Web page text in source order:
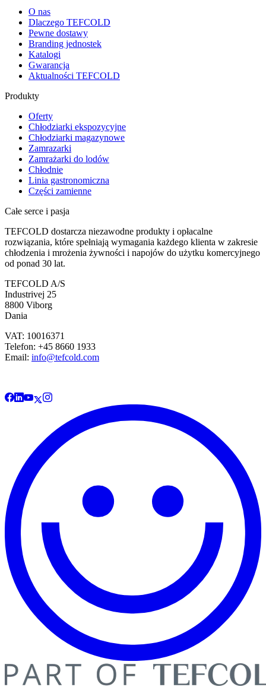
O nas
Dlaczego TEFCOLD
Pewne dostawy
Branding jednostek
Katalogi
Gwarancja
Aktualności TEFCOLD
Produkty
Oferty
Chłodziarki ekspozycyjne
Chłodziarki magazynowe
Zamrazarki
Zamrażarki do lodów
Chłodnie
Linia gastronomiczna
Części zamienne
Całe serce i pasja
TEFCOLD dostarcza niezawodne produkty i opłacalne
rozwiązania, które spełniają wymagania każdego klienta w zakresie
chłodzenia i mrożenia żywności i napojów do użytku komercyjnego
od ponad 30 lat.
TEFCOLD A/S
Industrivej 25
8800 Viborg
Dania
VAT: 10016371
Telefon: +45 8660 1933
Email: info@tefcold.com